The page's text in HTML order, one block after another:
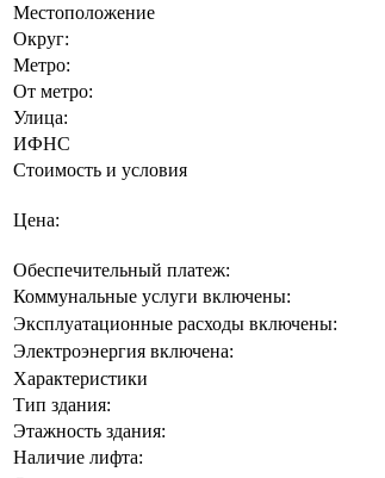
Местоположение
Округ:
Метро:
От метро:
Улица:
ИФНС
Стоимость и условия
Цена:
Обеспечительный платеж:
Коммунальные услуги включены:
Эксплуатационные расходы включены:
Электроэнергия включена:
Характеристики
Тип здания:
Этажность здания:
Наличие лифта: